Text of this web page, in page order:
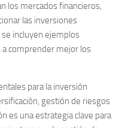
los mercados financieros,
las inversiones
se incluyen ejemplos
a comprender mejor los
para la inversión
, gestión de riesgos
es una estrategia clave para